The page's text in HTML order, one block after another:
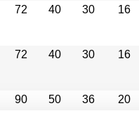
72 40 30 16
72 40 30 16
90 50 36 20